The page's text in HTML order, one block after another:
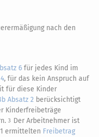
nach den
6 für jedes Kind im
, für das kein Anspruch auf
für diese Kinder
Absatz 2 berücksichtigt
Kinderfreibeträge
3 Der Arbeitnehmer ist
ermittelten Freibetrag